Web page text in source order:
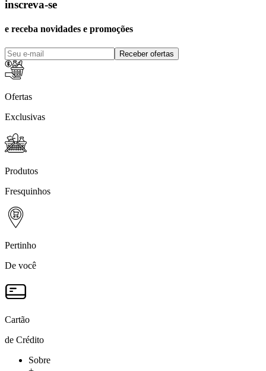
inscreva-se
e receba novidades e promoções
Receber ofertas
Ofertas
Exclusivas
Produtos
Fresquinhos
Pertinho
De você
Cartão
de Crédito
Sobre